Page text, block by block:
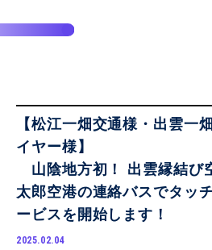
【松江一畑交通様・出雲一
イヤー様】
山陰地方初！ 出雲縁結び
太郎空港の連絡バスでタッ
ービスを開始します！
2025.02.04